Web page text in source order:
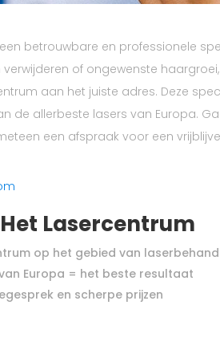
betrouwbare en professionele
of ongewenste
aan het juiste adres. Deze
de allerbeste lasers van Europa.
een afspraak voor een
Lasercentrum
op het gebied van
Europa = het beste resultaat
en scherpe prijzen